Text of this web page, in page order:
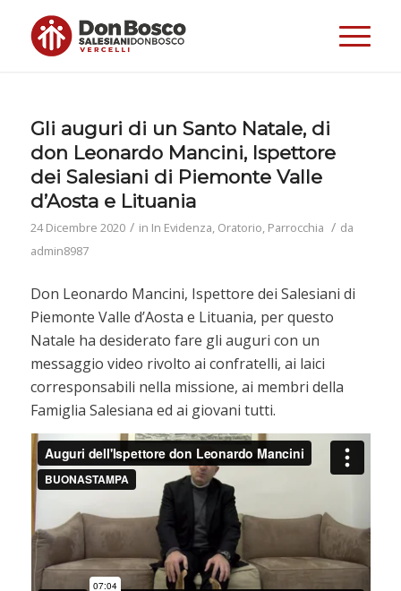
Gli auguri di un Santo Natale, di
don Leonardo Mancini, Ispettore
dei Salesiani di Piemonte Valle
d’Aosta e Lituania
24 Dicembre 2020 / in In Evidenza, Oratorio, Parrocchia / da
admin8987
Don Leonardo Mancini, Ispettore dei Salesiani di
Piemonte Valle d’Aosta e Lituania, per questo
Natale ha desiderato fare gli auguri con un
messaggio video rivolto ai confratelli, ai laici
corresponsabili nella missione, ai membri della
Famiglia Salesiana ed ai giovani tutti.